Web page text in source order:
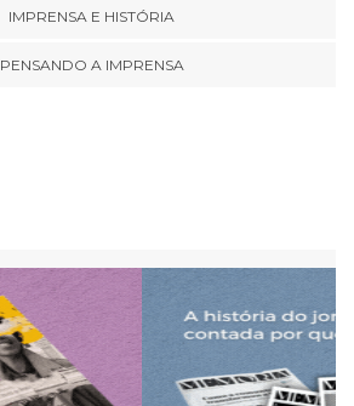
IMPRENSA E HISTÓRIA
PENSANDO A IMPRENSA